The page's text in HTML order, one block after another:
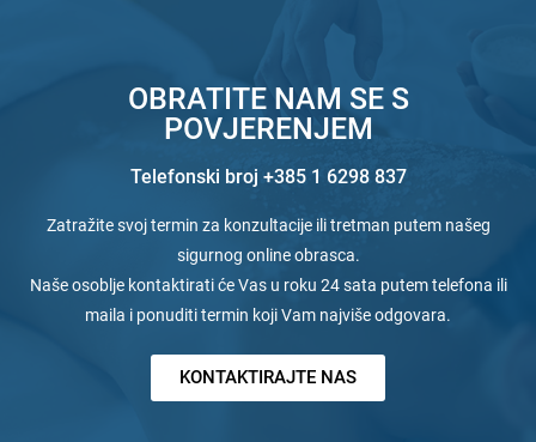
OBRATITE NAM SE S
POVJERENJEM
Telefonski broj +385 1 6298 837
Zatražite svoj termin za konzultacije ili tretman putem našeg
sigurnog online obrasca.
Naše osoblje kontaktirati će Vas u roku 24 sata putem telefona ili
maila i ponuditi termin koji Vam najviše odgovara.
KONTAKTIRAJTE NAS